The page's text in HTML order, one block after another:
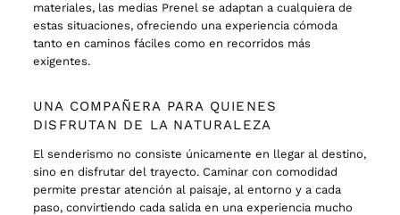
materiales, las medias Prenel se adaptan a cualquiera de
estas situaciones, ofreciendo una experiencia cómoda
tanto en caminos fáciles como en recorridos más
exigentes.
UNA COMPAÑERA PARA QUIENES
DISFRUTAN DE LA NATURALEZA
El senderismo no consiste únicamente en llegar al destino,
sino en disfrutar del trayecto. Caminar con comodidad
permite prestar atención al paisaje, al entorno y a cada
paso, convirtiendo cada salida en una experiencia mucho